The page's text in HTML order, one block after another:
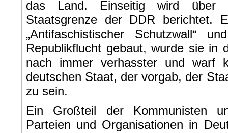
das Land. Einseitig wird über
Staatsgrenze der DDR berichtet.
„Antifaschistischer Schutzwall“
Republikflucht gebaut, wurde sie in
nach immer verhasster und warf
deutschen Staat, der vorgab, der
zu sein.
Ein Großteil der Kommunisten
Parteien und Organisationen in